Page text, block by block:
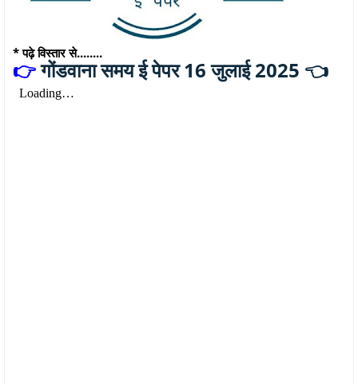
* पढ़े विस्तार से........
👉गोंडवाना समय ई पेपर 16 जुलाई 2025 👈